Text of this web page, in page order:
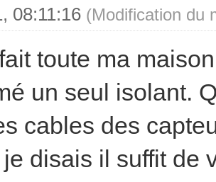
08:11:16 (Modification du
toute ma
un seul isolant.
cables des
disais il suffit de